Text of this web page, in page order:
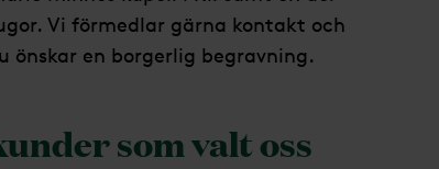
Vi förmedlar gärna kontakt och
önskar en borgerlig begravning.
som valt oss